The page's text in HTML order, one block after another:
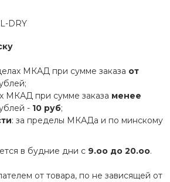
DRY
МКАД при сумме заказа от
МКАД при сумме заказа менее
- 10 руб;
: за пределы МКАДа и по минскому
в будние дни с 9.оо до 20.оо.
от товара, по не зависящей от